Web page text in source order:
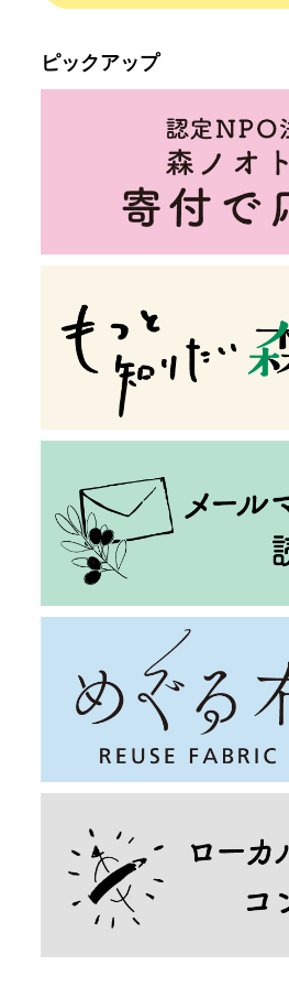
ピックアップ